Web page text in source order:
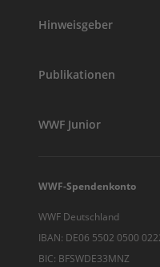
Hinweisgeber
Publikationen
WWF Junior
WWF-Spendenkonto
WWF Deutschland
IBAN: DE06 5502 0500
BIC: BFSWDE33MNZ